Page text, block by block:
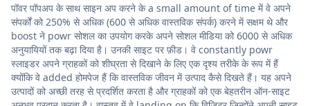
पॉवर पॉपअप के साथ साइन अप करने के a small amount of time में वे अपने
संपर्कों को 250% से अधिक (600 से अधिक वास्तविक संपर्क) करने में सक्षम थे और
boost ने powr सोशल का उपयोग करके अपने सोशल मीडिया को 6000 से अधिक
अनुयायियों तक बढ़ा दिया है। उनकी साइट पर फ़ीड। वे constantly powr
स्लाइडर अपने ग्राहकों को शीघ्रता से दिखाने के लिए एक दृश्य तरीके के रूप में हैं
क्योंकि वे added होमपेज हैं कि वास्तविक जीवन में उत्पाद कैसे दिखते हैं। यह अपने
उत्पादों को अच्छी तरह से प्रदर्शित करता है और ग्राहकों को एक बेहतरीन ऑन-साइट